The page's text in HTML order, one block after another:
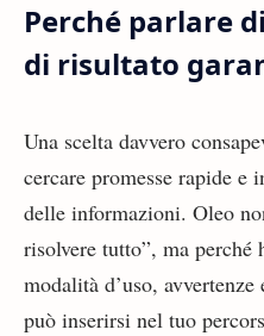
Perché parlare
di risultato
Una scelta davvero
cercare promesse rapide e
delle informazioni. Oleo
risolvere tutto”, ma
modalità d’uso,
può inserirsi nel tuo